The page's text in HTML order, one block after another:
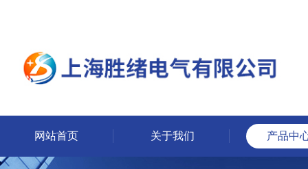
网站首页 关于我们 产品中